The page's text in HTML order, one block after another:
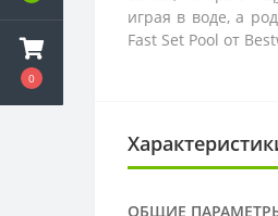
0
играя в воде, а
Fast Set Pool от
ОБЩИЕ